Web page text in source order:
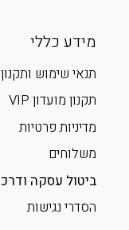
מידע כללי
תנאי שימוש ותקנון
תקנון מועדון VIP
מדיניות פרטיות
משלוחים
ביטול עסקה
הסדרי נגישות